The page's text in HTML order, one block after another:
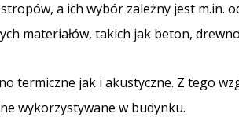
a ich wybór zależny jest m.in.
materiałów, takich jak beton,
termiczne jak i akustyczne. Z tego
wykorzystywane w budynku.